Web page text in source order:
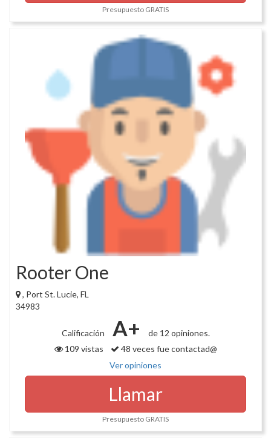
Presupuesto GRATIS
Rooter One
, Port St. Lucie, FL
34983
Calificación A+
de 12 opiniones.
109 vistas
48 veces fue contactad@
Ver opiniones
Llamar
Presupuesto GRATIS